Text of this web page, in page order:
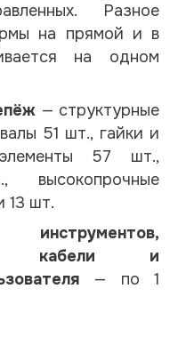
Разное
на прямой и в
на одном
— структурные
51 шт., гайки и
элементы 57 шт.,
13 шт.
кабели и
— по 1